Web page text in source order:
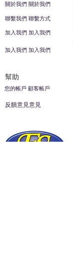
聯繫我們 聯繫方式
加入我們 加入我們
關於我們 關於我們
加入我們 加入我們
幫助
您的帳戶 顧客帳戶
反饋意見意見